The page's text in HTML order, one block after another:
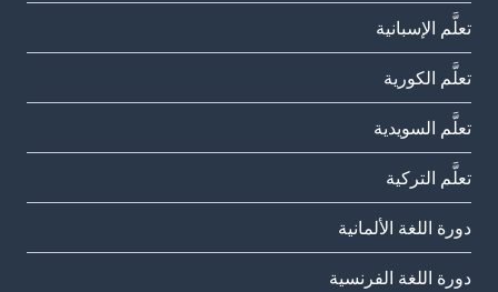
تعلَّم الإسبانية
تعلَّم الكورية
تعلَّم السويدية
تعلَّم التركية
دورة اللغة الألمانية
دورة اللغة الفرنسية